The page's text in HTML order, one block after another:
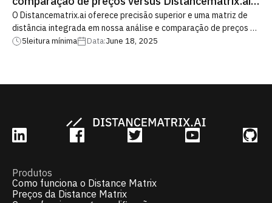
em 2025
O Distancematrix.ai oferece precisão superior e uma matriz de
distância integrada em nossa análise e comparação de preços da
API de geocodificação OpenCage. Escolha a melhor solução de
5leitura mínima Data:June 18, 2025
Produtos
Como funciona o Distance Matrix
Preços da Distance Matrix